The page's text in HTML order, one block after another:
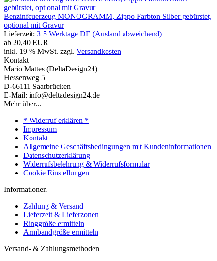
Benzinfeuerzeug MONOGRAMM, Zippo Farbton Silber gebürstet,
optional mit Gravur
Lieferzeit: 3-5 Werktage DE (Ausland abweichend)
ab 20,40 EUR
inkl. 19 % MwSt. zzgl. Versandkosten
Kontakt
Mario Mattes (DeltaDesign24)
Hessenweg 5
D-66111 Saarbrücken
E-Mail: info@deltadesign24.de
Mehr über...
* Widerruf erklären *
Impressum
Kontakt
Allgemeine Geschäftsbedingungen mit Kundeninformationen
Datenschutzerklärung
Widerrufsbelehrung & Widerrufsformular
Cookie Einstellungen
Informationen
Zahlung & Versand
Lieferzeit & Lieferzonen
Ringgröße ermitteln
Armbandgröße ermitteln
Versand- & Zahlungsmethoden